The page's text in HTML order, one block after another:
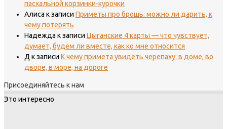
пасхальной корзинки-курочки
Алиса к записи Приметы про брошь: можно ли дарить, к
чему потерять
Надежда к записи Цыганские 4 карты — что чувствует,
думает, будем ли вместе, как ко мне относится
Д к записи К чему примета увидеть черепаху: в доме, во
дворе, в море, на дороге
Присоединяйтесь к нам
Это интересно